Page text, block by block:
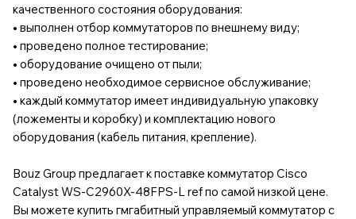
качественного состояния оборудования:
• выполнен отбор коммутаторов по внешнему виду;
• проведено полное тестирование;
• оборудование очищено от пыли;
• проведено необходимое сервисное обслуживание;
• каждый коммутатор имеет индивидуальную упаковку
(ложементы и коробку) и комплектацию нового
оборудования (кабель питания, крепление).
Bouz Group предлагает к поставке коммутатор Cisco
Catalyst WS-C2960X-48FPS-L ref по самой низкой цене.
Вы можете купить гмгабитный управляемый коммутатор с